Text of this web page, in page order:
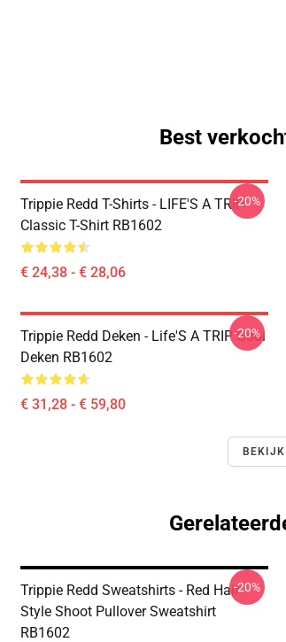
Best
Trippie Redd T-Shirts - LIFE'S A TRIP
Classic T-Shirt RB1602
€ 24,38 - € 28,06
-20%
Trippie Redd Deken - Life'S A TRIP Gooi
Deken RB1602
€ 31,28 - € 59,80
-20%
Trippie Redd Sweatshirts - Red Hair
Style Shoot Pullover Sweatshirt
RB1602
-20%